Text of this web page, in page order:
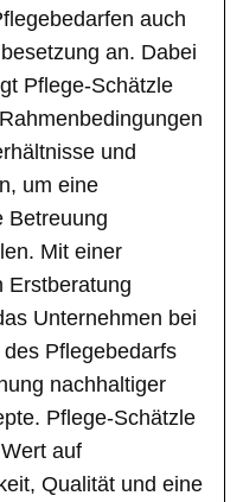
auch
an. Dabei
Pflege-Schätzle
und
um eine
Betreuung
Mit einer
Erstberatung
Unternehmen bei
Pflegebedarfs
nachhaltiger
Pflege-Schätzle
auf
Qualität und eine